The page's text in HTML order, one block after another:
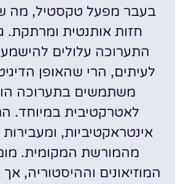
בעבר מפעל טקסטיל, מה
חזות אותנטית ומרתקת.
התערוכה עלולים
לעיתים, הרי שהאופן
משתמשים בתערוכה
לאטרקטיבית במיוחד.
אינטראקטיביות,
מהמורשת המקומית.
המוזיאונים וההיסטוריה,